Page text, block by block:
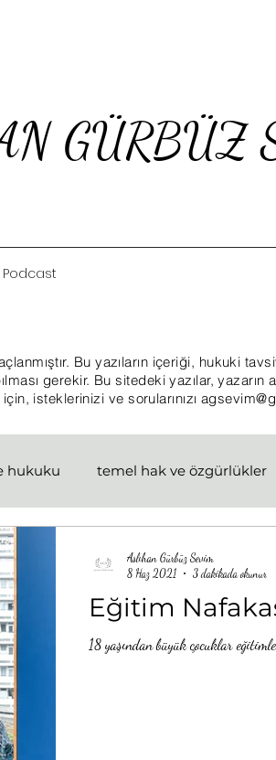
GÜRBÜZ
Podcast
Bu yazıların içeriği, hukuki
gerekir. Bu sitedeki yazılar,
isteklerinizi ve sorularınızı
hukuku temel hak ve özgürlükler
ticaret hukuku milletlerarası
Eğitim
18 yaşından büyük çocuklar
Aslıhan Gürbüz Sevim
8 Haz 2021
3 dakikada okunur